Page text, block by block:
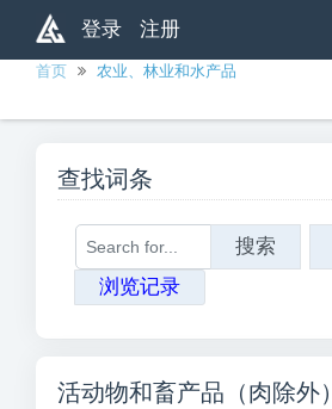
登录 注册
首页 农业、林业和水产品
查找词条
搜索
浏览记录
活动物和畜产品（肉除外）